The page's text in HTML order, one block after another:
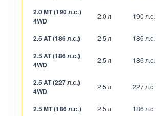
2.0 MT (190 л.с.)
4WD
2.0 л 190 л.с.
2.5 AT (186 л.с.) 2.5 л 186 л.с.
2.5 AT (186 л.с.)
4WD
2.5 л 186 л.с.
2.5 AT (227 л.с.)
4WD
2.5 л 227 л.с.
2.5 MT (186 л.с.) 2.5 л 186 л.с.